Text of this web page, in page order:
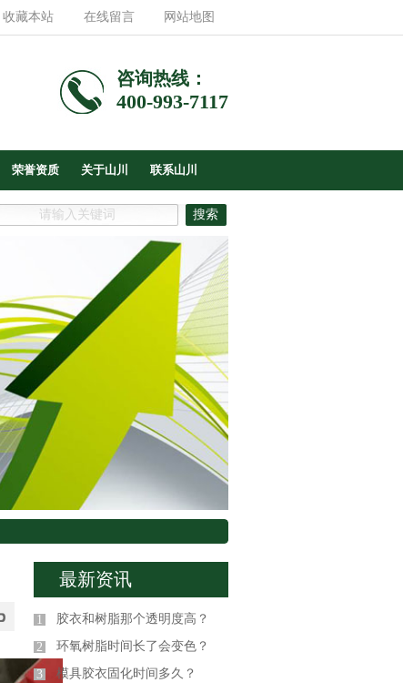
收藏本站 在线留言 网站地图
咨询热线：
400-993-7117
荣誉资质 关于山川 联系山川
最新资讯
1 胶衣和树脂那个透明度高？
2 环氧树脂时间长了会变色？
3 模具胶衣固化时间多久？